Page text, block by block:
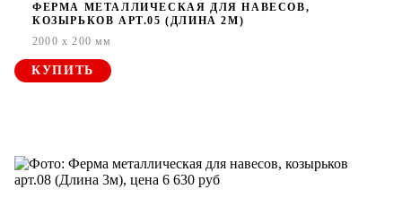
ФЕРМА МЕТАЛЛИЧЕСКАЯ ДЛЯ НАВЕСОВ,
КОЗЫРЬКОВ АРТ.05 (ДЛИНА 2М)
2000 x 200 мм
КУПИТЬ